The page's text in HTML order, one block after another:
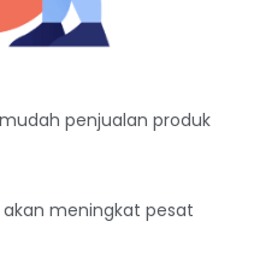
penjualan produk
akan meningkat pesat